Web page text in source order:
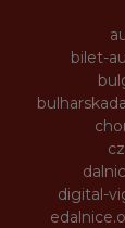
bilet-
digital-